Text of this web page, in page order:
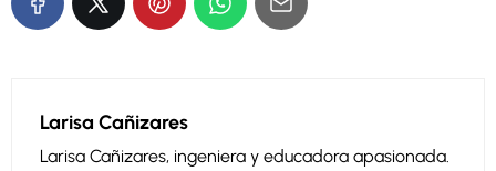
Larisa Cañizares
Larisa Cañizares, ingeniera y educadora apasionada.